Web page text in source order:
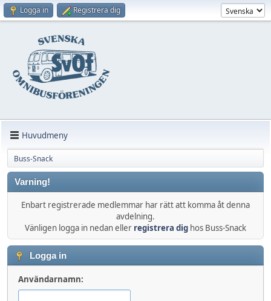
Logga in Registrera dig
Huvudmeny
Buss-Snack
Varning!
Enbart registrerade medlemmar har rätt att komma åt denna
avdelning.
Vänligen logga in nedan eller registrera dig hos Buss-Snack
Logga in
Användarnamn: